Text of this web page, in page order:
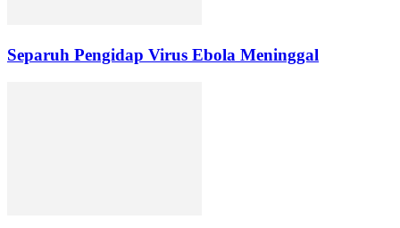
Separuh Pengidap Virus Ebola Meninggal